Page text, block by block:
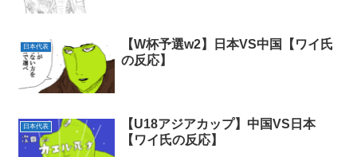
日本代表
【W杯予選w2】日本VS中国【ワイ氏
の反応】
日本代表
【U18アジアカップ】中国VS日本
【ワイ氏の反応】